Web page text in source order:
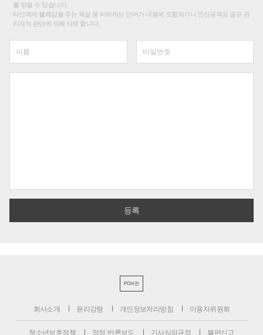
를 받을 수 있습니다.
타인에게 불쾌감을 주는 욕설 등 비하하는 단어가 내용에 포함되거나 인신공격성 글은 관
리자의 판단에 의해 삭제 합니다.
PC버전
회사소개 윤리강령 개인정보처리방침 이용자위원회
청소년보호정책 정정·반론보도 기사심의규정 불편신고